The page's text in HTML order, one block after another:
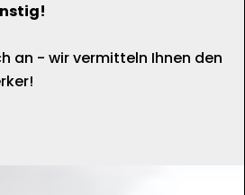
an - wir vermitteln Ihnen den